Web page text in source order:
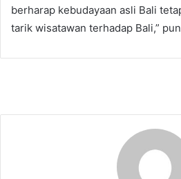
berharap kebudayaan asli Bali
tarik wisatawan terhadap Bali,”